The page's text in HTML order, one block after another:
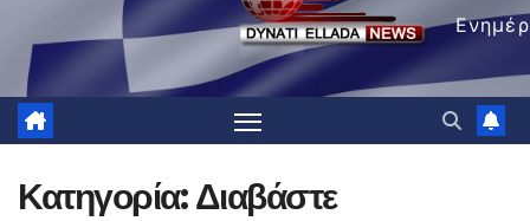
Κατηγορία:Διαβάστε